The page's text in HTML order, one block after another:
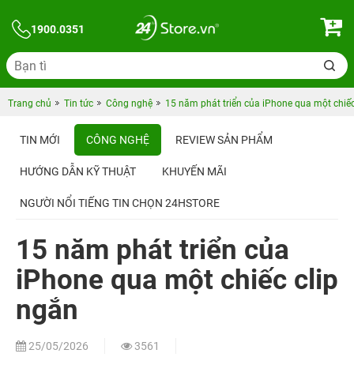
1900.0351
Trang chủ Tin tức Công nghệ 15 năm phát triển của iPhone qua một
TIN MỚI CÔNG NGHỆ REVIEW SẢN PHẨM
HƯỚNG DẪN KỸ THUẬT KHUYẾN MÃI
NGƯỜI NỔI TIẾNG TIN CHỌN 24HSTORE
15 năm phát triển của
iPhone qua một chiếc clip
ngắn
25/05/2026 3561